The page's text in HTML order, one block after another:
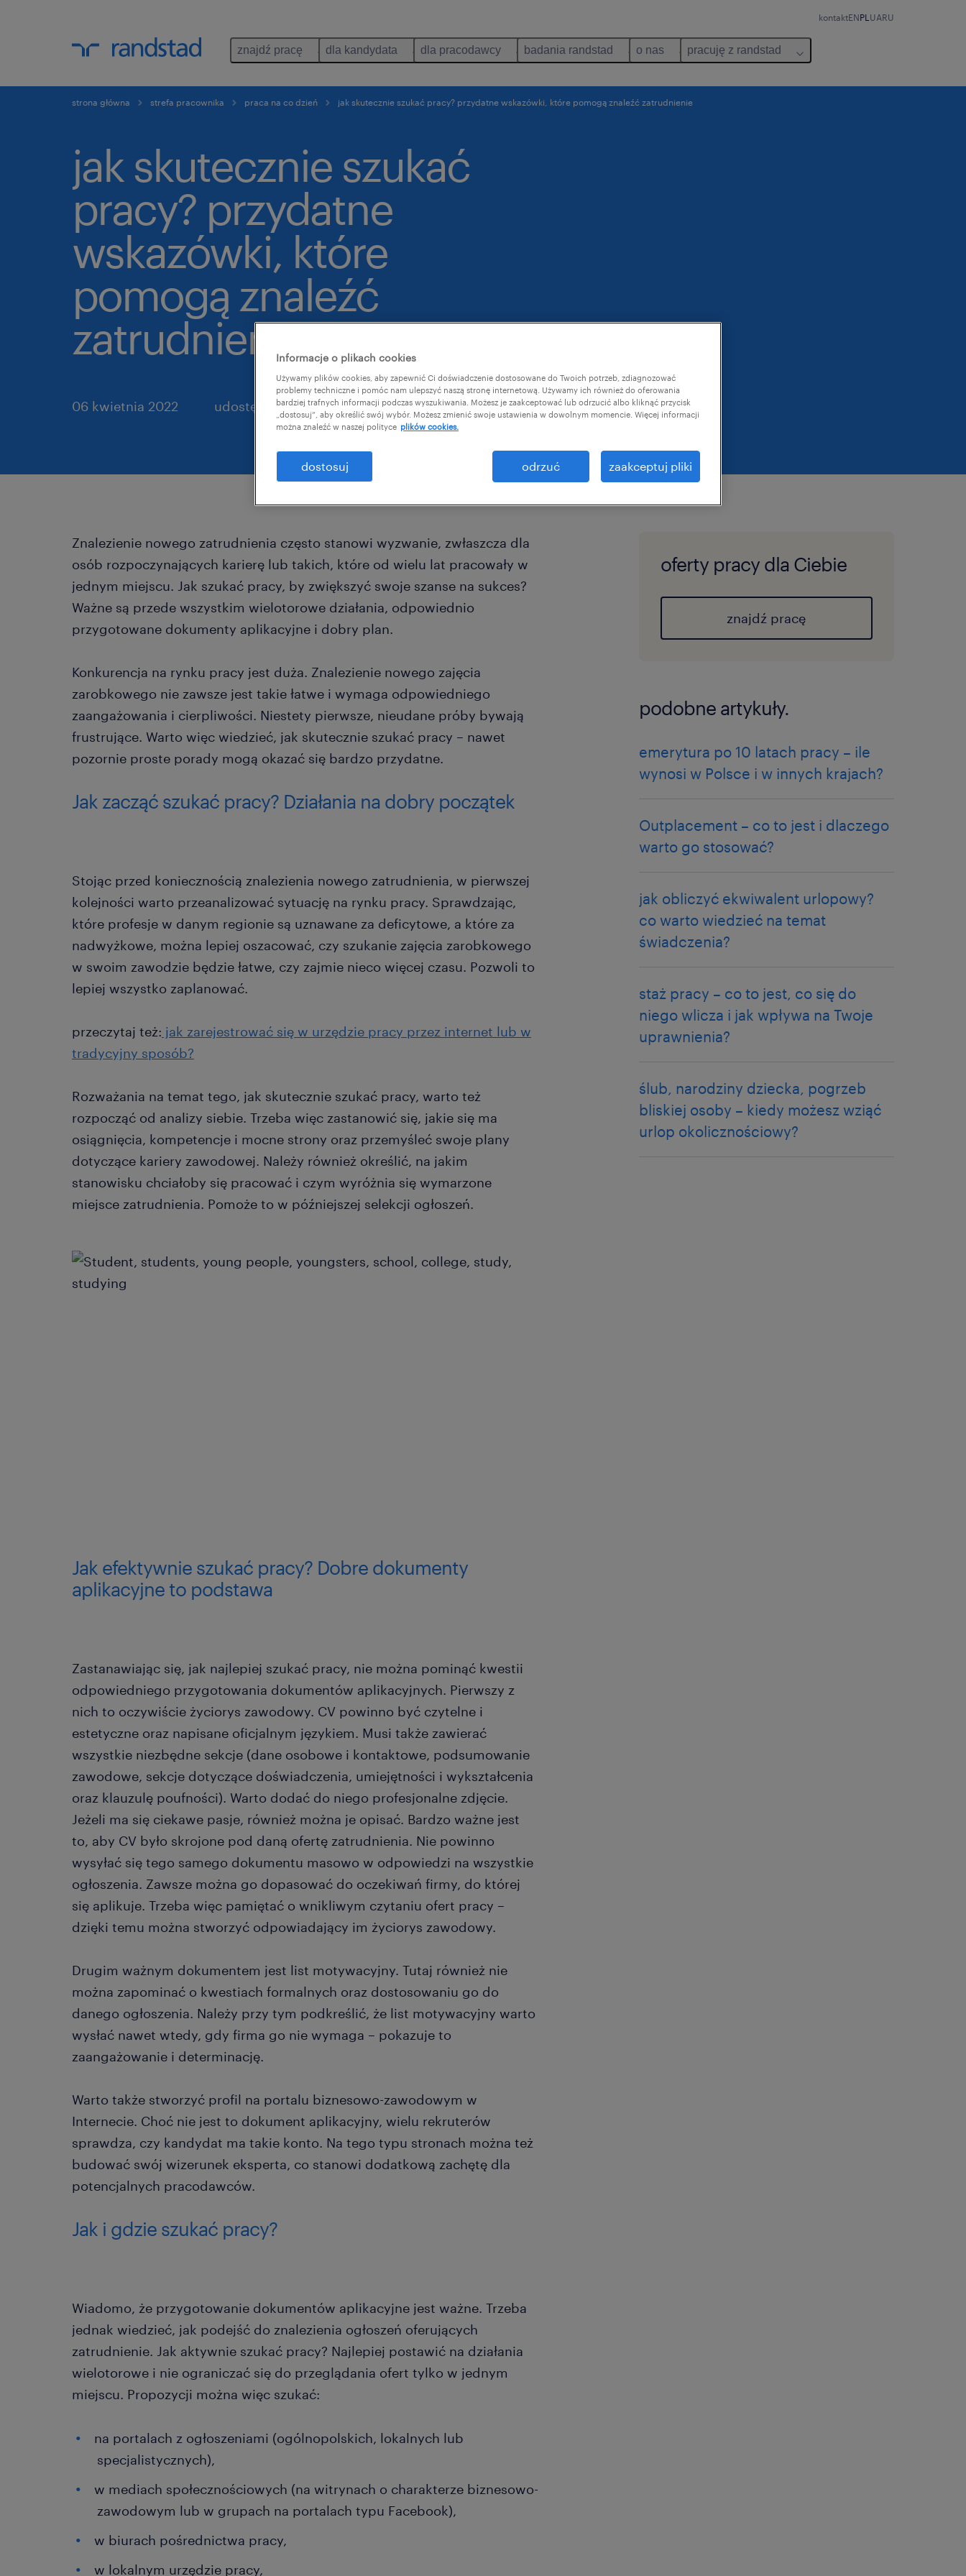
kontaktENPL UARU
znajdź pracę dla kandydata dla pracodawcy badania randstad o nas pracuję z randstad
strona główna strefa pracownika praca na co dzień jak skutecznie szukać pracy? przydatne wskazówki, które pomogą znaleźć zatrudnienie
jak skutecznie szukać
pracy? przydatne
wskazówki, które
pomogą znaleźć
zatrudnienie
06 kwietnia 2022 udostępnij artykuł:
Znalezienie nowego zatrudnienia często stanowi wyzwanie, zwłaszcza dla
osób rozpoczynających karierę lub takich, które od wielu lat pracowały w
jednym miejscu. Jak szukać pracy, by zwiększyć swoje szanse na sukces?
Ważne są przede wszystkim wielotorowe działania, odpowiednio
przygotowane dokumenty aplikacyjne i dobry plan.
Konkurencja na rynku pracy jest duża. Znalezienie nowego zajęcia
zarobkowego nie zawsze jest takie łatwe i wymaga odpowiedniego
zaangażowania i cierpliwości. Niestety pierwsze, nieudane próby bywają
frustrujące. Warto więc wiedzieć, jak skutecznie szukać pracy – nawet
pozornie proste porady mogą okazać się bardzo przydatne.
Jak zacząć szukać pracy? Działania na dobry początek
Stojąc przed koniecznością znalezienia nowego zatrudnienia, w pierwszej
kolejności warto przeanalizować sytuację na rynku pracy. Sprawdzając,
które profesje w danym regionie są uznawane za deficytowe, a które za
nadwyżkowe, można lepiej oszacować, czy szukanie zajęcia zarobkowego
w swoim zawodzie będzie łatwe, czy zajmie nieco więcej czasu. Pozwoli to
lepiej wszystko zaplanować.
przeczytaj też: jak zarejestrować się w urzędzie pracy przez internet lub w
tradycyjny sposób?
Rozważania na temat tego, jak skutecznie szukać pracy, warto też
rozpocząć od analizy siebie. Trzeba więc zastanowić się, jakie się ma
osiągnięcia, kompetencje i mocne strony oraz przemyśleć swoje plany
dotyczące kariery zawodowej. Należy również określić, na jakim
stanowisku chciałoby się pracować i czym wyróżnia się wymarzone
miejsce zatrudnienia. Pomoże to w późniejszej selekcji ogłoszeń.
Jak efektywnie szukać pracy? Dobre dokumenty
aplikacyjne to podstawa
Zastanawiając się, jak najlepiej szukać pracy, nie można pominąć kwestii
odpowiedniego przygotowania dokumentów aplikacyjnych. Pierwszy z
nich to oczywiście życiorys zawodowy. CV powinno być czytelne i
estetyczne oraz napisane oficjalnym językiem. Musi także zawierać
wszystkie niezbędne sekcje (dane osobowe i kontaktowe, podsumowanie
zawodowe, sekcje dotyczące doświadczenia, umiejętności i wykształcenia
oraz klauzulę poufności). Warto dodać do niego profesjonalne zdjęcie.
Jeżeli ma się ciekawe pasje, również można je opisać. Bardzo ważne jest
to, aby CV było skrojone pod daną ofertę zatrudnienia. Nie powinno
wysyłać się tego samego dokumentu masowo w odpowiedzi na wszystkie
ogłoszenia. Zawsze można go dopasować do oczekiwań firmy, do której
się aplikuje. Trzeba więc pamiętać o wnikliwym czytaniu ofert pracy –
dzięki temu można stworzyć odpowiadający im życiorys zawodowy.
Drugim ważnym dokumentem jest list motywacyjny. Tutaj również nie
można zapominać o kwestiach formalnych oraz dostosowaniu go do
danego ogłoszenia. Należy przy tym podkreślić, że list motywacyjny warto
wysłać nawet wtedy, gdy firma go nie wymaga – pokazuje to
zaangażowanie i determinację.
Warto także stworzyć profil na portalu biznesowo-zawodowym w
Internecie. Choć nie jest to dokument aplikacyjny, wielu rekruterów
sprawdza, czy kandydat ma takie konto. Na tego typu stronach można też
budować swój wizerunek eksperta, co stanowi dodatkową zachętę dla
potencjalnych pracodawców.
Jak i gdzie szukać pracy?
Wiadomo, że przygotowanie dokumentów aplikacyjne jest ważne. Trzeba
jednak wiedzieć, jak podejść do znalezienia ogłoszeń oferujących
zatrudnienie. Jak aktywnie szukać pracy? Najlepiej postawić na działania
wielotorowe i nie ograniczać się do przeglądania ofert tylko w jednym
miejscu. Propozycji można więc szukać:
na portalach z ogłoszeniami (ogólnopolskich, lokalnych lub
specjalistycznych),
w mediach społecznościowych (na witrynach o charakterze biznesowo-
zawodowym lub w grupach na portalach typu Facebook),
w biurach pośrednictwa pracy,
w lokalnym urzędzie pracy,
oferty pracy dla Ciebie
znajdź pracę
podobne artykuły.
emerytura po 10 latach pracy – ile
wynosi w Polsce i w innych krajach?
Outplacement – co to jest i dlaczego
warto go stosować?
jak obliczyć ekwiwalent urlopowy?
co warto wiedzieć na temat
świadczenia?
staż pracy – co to jest, co się do
niego wlicza i jak wpływa na Twoje
uprawnienia?
ślub, narodziny dziecka, pogrzeb
bliskiej osoby – kiedy możesz wziąć
urlop okolicznościowy?
Informacje o plikach cookies
Używamy plików cookies, aby zapewnić Ci doświadczenie dostosowane do Twoich potrzeb, zdiagnozować
problemy techniczne i pomóc nam ulepszyć naszą stronę internetową. Używamy ich również do oferowania
bardziej trafnych informacji podczas wyszukiwania. Możesz je zaakceptować lub odrzucić albo kliknąć przycisk
„dostosuj”, aby określić swój wybór. Możesz zmienić swoje ustawienia w dowolnym momencie. Więcej informacji
można znaleźć w naszej polityce plików cookies.
dostosuj odrzuć zaakceptuj pliki